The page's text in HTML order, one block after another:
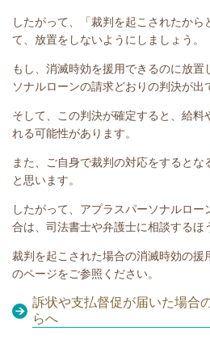
したがって、「裁判を起こされたから
て、放置をしないようにしましょう。
もし、消滅時効を援用できるのに放置
ソナルローンの請求どおりの判決が出
そして、この判決が確定すると、給料
れる可能性があります。
また、ご自身で裁判の対応をすると
と思います。
したがって、アプラスパーソナルロ
合は、司法書士や弁護士に相談するほ
裁判を起こされた場合の消滅時効の援
のページをご参照ください。
訴状や支払督促が届いた場合
らへ